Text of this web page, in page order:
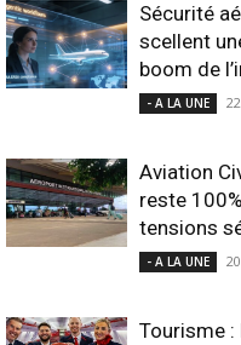
Sécurité
scellent
boom de
- A LA UNE
Aviation
reste
tensions
- A LA UNE
Tourisme